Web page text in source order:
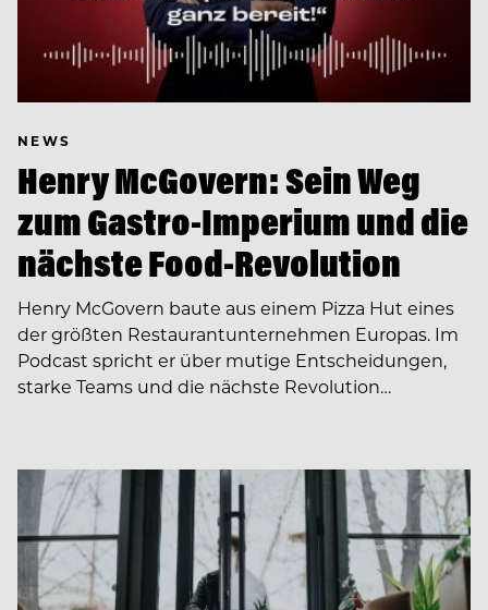
NEWS
Henry McGovern: Sein Weg
zum Gastro-Imperium und die
nächste Food-Revolution
Henry McGovern baute aus einem Pizza Hut eines
der größten Restaurantunternehmen Europas. Im
Podcast spricht er über mutige Entscheidungen,
starke Teams und die nächste Revolution…